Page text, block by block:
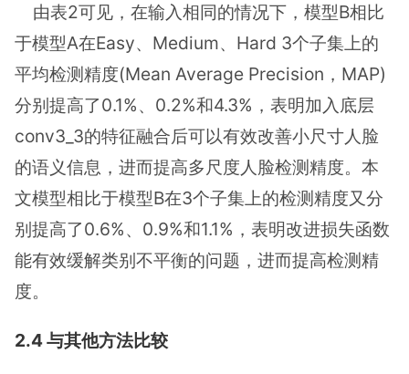
由表2可见，在输入相同的情况下，模型B相比
于模型A在Easy、Medium、Hard 3个子集上的
平均检测精度(Mean Average Precision，MAP)
分别提高了0.1%、0.2%和4.3%，表明加入底层
conv3_3的特征融合后可以有效改善小尺寸人脸
的语义信息，进而提高多尺度人脸检测精度。本
文模型相比于模型B在3个子集上的检测精度又分
别提高了0.6%、0.9%和1.1%，表明改进损失函数
能有效缓解类别不平衡的问题，进而提高检测精
度。
2.4 与其他方法比较